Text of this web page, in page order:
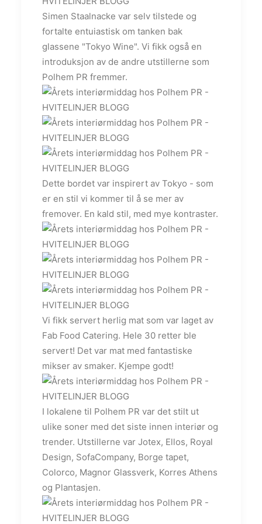
Simen Staalnacke var selv tilstede og
fortalte entuiastisk om tanken bak
glassene "Tokyo Wine". Vi fikk også en
introduksjon av de andre utstillerne som
Polhem PR fremmer.
Dette bordet var inspirert av Tokyo - som
er en stil vi kommer til å se mer av
fremover. En kald stil, med mye kontraster.
Vi fikk servert herlig mat som var laget av
Fab Food Catering. Hele 30 retter ble
servert! Det var mat med fantastiske
mikser av smaker. Kjempe godt!
I lokalene til Polhem PR var det stilt ut
ulike soner med det siste innen interiør og
trender. Utstillerne var Jotex, Ellos, Royal
Design, SofaCompany, Borge tapet,
Colorco, Magnor Glassverk, Korres Athens
og Plantasjen.